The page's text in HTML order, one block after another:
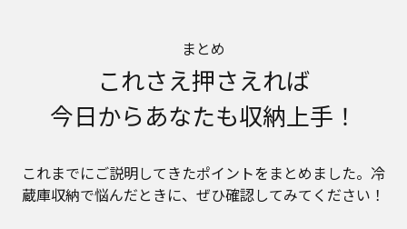
まとめ
これさえ押さえれば
今日からあなたも収納上手！
これまでにご説明してきたポイントをまとめました。冷
蔵庫収納で悩んだときに、ぜひ確認してみてください！